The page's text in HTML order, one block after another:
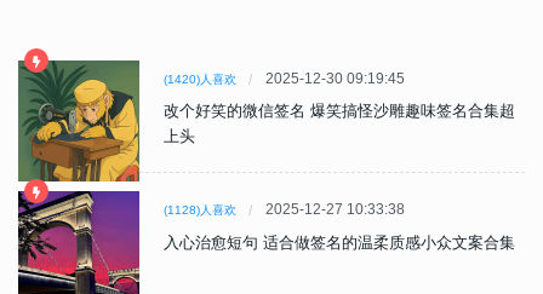
(1420)人喜欢 2025-12-30 09:19:45
改个好笑的微信签名 爆笑搞怪沙雕趣味签名合集超
上头
(1128)人喜欢 2025-12-27 10:33:38
入心治愈短句 适合做签名的温柔质感小众文案合集